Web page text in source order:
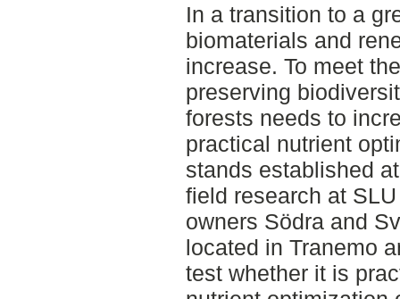
In a transition to a
biomaterials and
increase. To meet
preserving
forests needs to
practical nutrient
stands established
field research at
owners Södra and
located in Tranemo
test whether it is